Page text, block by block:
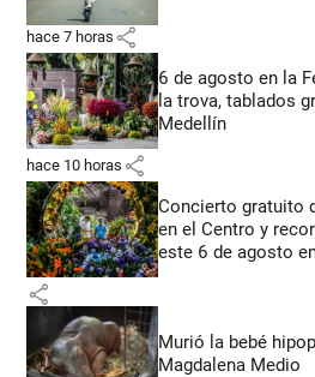
hace 7 horas share
6 de agosto en la
la trova, tablados
Medellín
hace 10 horas share
Concierto gratuito
en el Centro y
este 6 de agosto
share
Murió la bebé
Magdalena Medio